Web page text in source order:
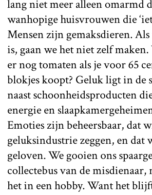
lang niet meer alleen omarmd
wanhopige huisvrouwen die
Mensen zijn gemaksdieren.
is, gaan we het niet zelf
er nog tomaten als je voor 65
blokjes koopt? Geluk ligt in de
naast schoonheidsproducten
energie en
Emoties zijn beheersbaar, dat
geluksindustrie zeggen, en
geloven. We gooien ons
collectebus van de misdienaar,
het in een hobby. Want het